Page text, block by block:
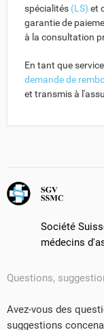
spécialités (LS) et
garantie de
à la consultation
En tant que
demande de
et transmis à
Société
médecins
Questions,
Avez-vous des
suggestions